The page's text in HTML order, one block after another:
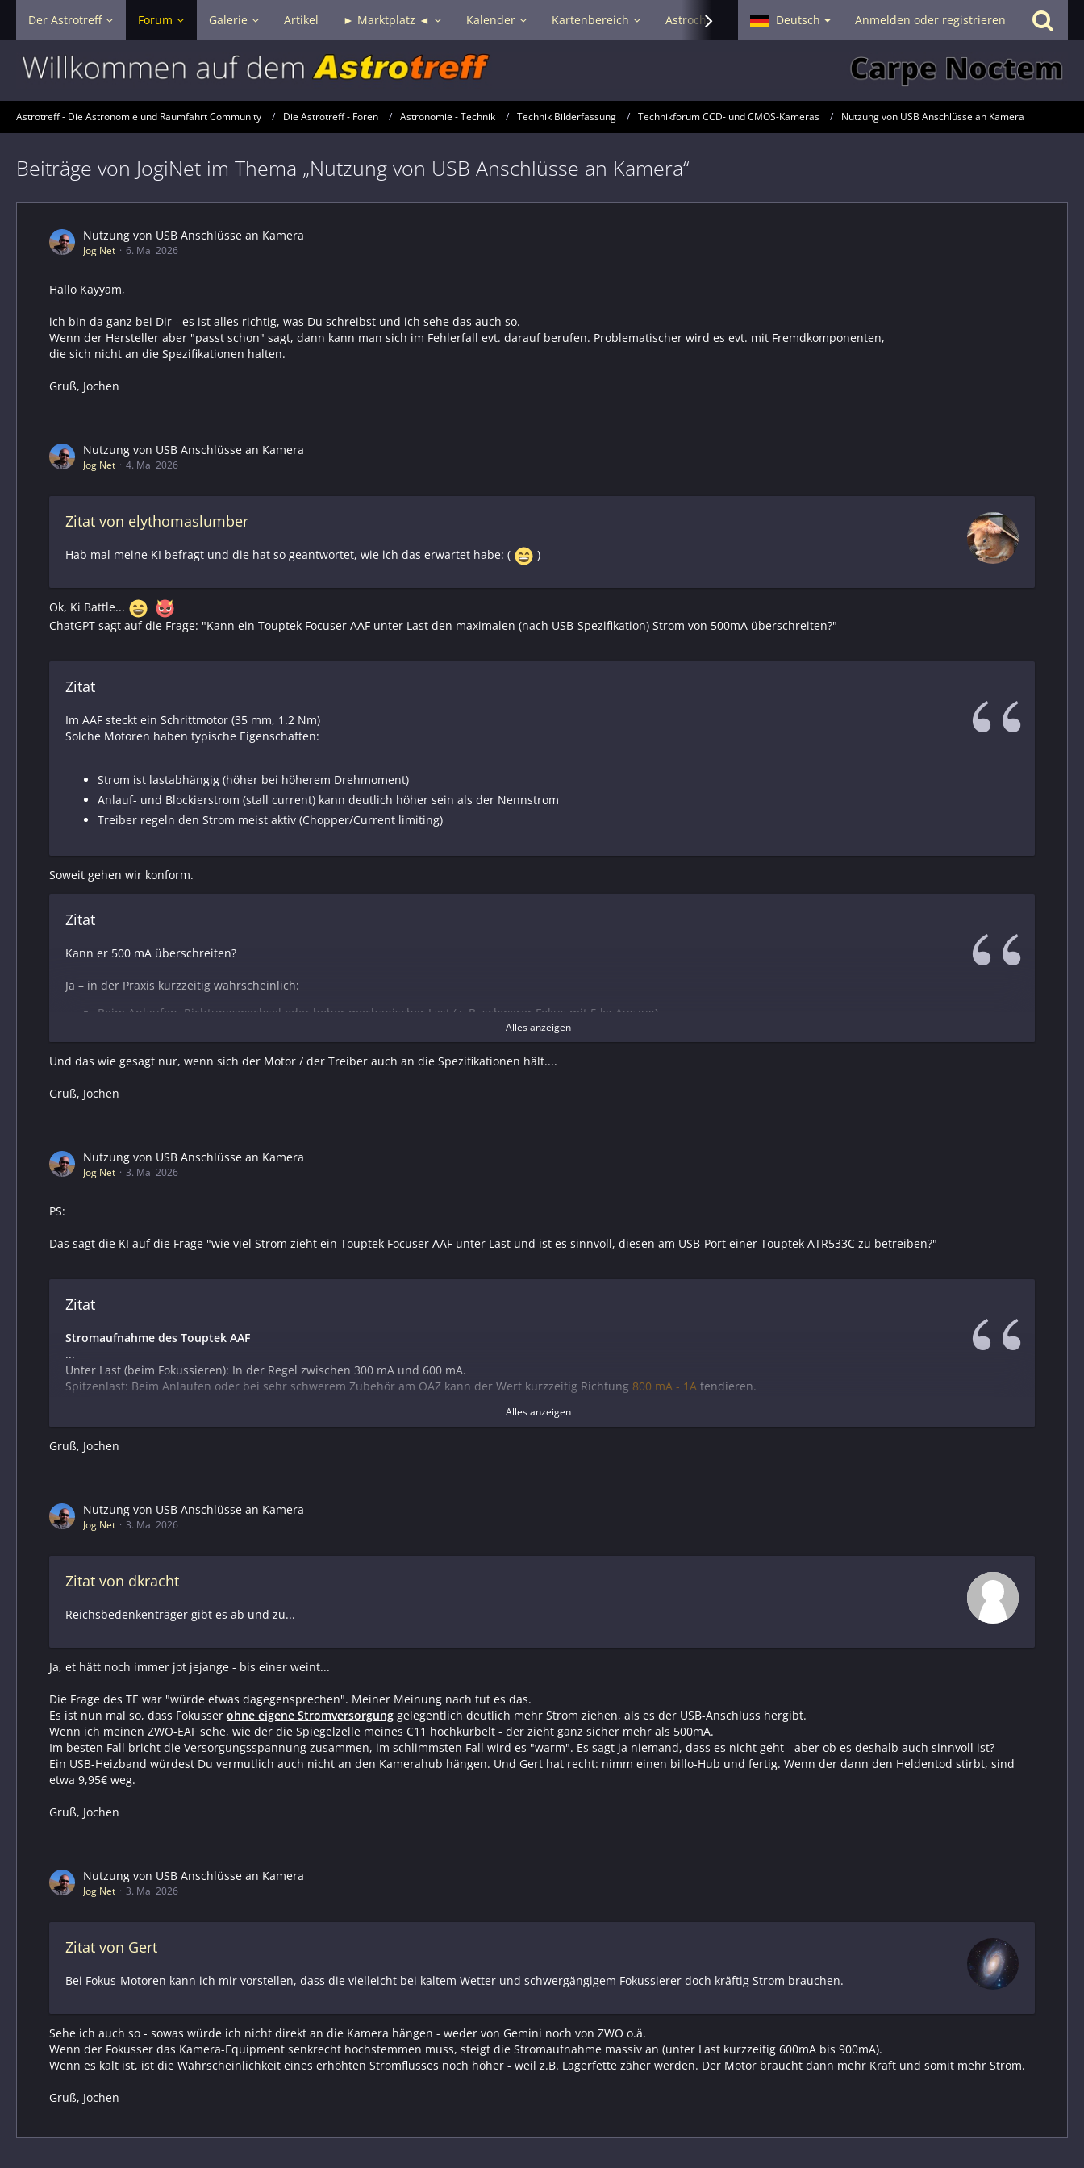
Der Astrotreff Forum Galerie Artikel ► Marktplatz ◄ Kalender Kartenbereich Astrochat - Smalltalk Hilfe
Deutsch Anmelden oder registrieren
Astrotreff - Die Astronomie und Raumfahrt Community Die Astrotreff - Foren Astronomie - Technik Technik Bilderfassung Technikforum CCD- und CMOS-Kameras Nutzung von USB Anschlüsse an Kamera
Beiträge von JogiNet im Thema „Nutzung von USB Anschlüsse an Kamera“
Nutzung von USB Anschlüsse an Kamera
JogiNet 6. Mai 2026
Hallo Kayyam,
ich bin da ganz bei Dir - es ist alles richtig, was Du schreibst und ich sehe das auch so.
Wenn der Hersteller aber "passt schon" sagt, dann kann man sich im Fehlerfall evt. darauf berufen. Problematischer wird es evt. mit Fremdkomponenten,
die sich nicht an die Spezifikationen halten.
Gruß, Jochen
Nutzung von USB Anschlüsse an Kamera
JogiNet 4. Mai 2026
Zitat von elythomaslumber
Hab mal meine KI befragt und die hat so geantwortet, wie ich das erwartet habe: ( )
Ok, Ki Battle...
ChatGPT sagt auf die Frage: "Kann ein Touptek Focuser AAF unter Last den maximalen (nach USB-Spezifikation) Strom von 500mA überschreiten?"
Zitat
Im AAF steckt ein Schrittmotor (35 mm, 1.2 Nm)
Solche Motoren haben typische Eigenschaften:
Strom ist lastabhängig (höher bei höherem Drehmoment)
Anlauf- und Blockierstrom (stall current) kann deutlich höher sein als der Nennstrom
Treiber regeln den Strom meist aktiv (Chopper/Current limiting)
Soweit gehen wir konform.
Zitat
Kann er 500 mA überschreiten?
Ja – in der Praxis kurzzeitig wahrscheinlich:
Beim Anlaufen, Richtungswechsel oder hoher mechanischer Last (z. B. schwerer Fokus mit 5 kg Auszug)
Wenn der Motor nahe am maximalen Drehmoment (1.2 Nm) betrieben wird
Solche Peaks können:
An einem echten USB-2.0-Port kann es bei Peaks zu:
Alles anzeigen
Und das wie gesagt nur, wenn sich der Motor / der Treiber auch an die Spezifikationen hält....
Gruß, Jochen
Nutzung von USB Anschlüsse an Kamera
JogiNet 3. Mai 2026
PS:
Das sagt die KI auf die Frage "wie viel Strom zieht ein Touptek Focuser AAF unter Last und ist es sinnvoll, diesen am USB-Port einer Touptek ATR533C zu betreiben?"
Zitat
Stromaufnahme des Touptek AAF
...
Unter Last (beim Fokussieren): In der Regel zwischen 300 mA und 600 mA.
Spitzenlast: Beim Anlaufen oder bei sehr schwerem Zubehör am OAZ kann der Wert kurzzeitig Richtung 800 mA - 1A tendieren.
Ja, unter folgenden Bedingungen:
Leichtes Setup (DSLR, kleine Festbrennweite) Unbedenklich. Der Focuser zieht hier kaum Last.
Sicherste Lösung Den Focuser direkt an einen aktiven Hub anschließen.
Alles anzeigen
Gruß, Jochen
Nutzung von USB Anschlüsse an Kamera
JogiNet 3. Mai 2026
Zitat von dkracht
Reichsbedenkenträger gibt es ab und zu...
Ja, et hätt noch immer jot jejange - bis einer weint...
Die Frage des TE war "würde etwas dagegensprechen". Meiner Meinung nach tut es das.
Es ist nun mal so, dass Fokusser ohne eigene Stromversorgung gelegentlich deutlich mehr Strom ziehen, als es der USB-Anschluss hergibt.
Wenn ich meinen ZWO-EAF sehe, wie der die Spiegelzelle meines C11 hochkurbelt - der zieht ganz sicher mehr als 500mA.
Im besten Fall bricht die Versorgungsspannung zusammen, im schlimmsten Fall wird es "warm". Es sagt ja niemand, dass es nicht geht - aber ob es deshalb auch sinnvoll ist?
Ein USB-Heizband würdest Du vermutlich auch nicht an den Kamerahub hängen. Und Gert hat recht: nimm einen billo-Hub und fertig. Wenn der dann den Heldentod stirbt, sind
etwa 9,95€ weg.
Gruß, Jochen
Nutzung von USB Anschlüsse an Kamera
JogiNet 3. Mai 2026
Zitat von Gert
Bei Fokus-Motoren kann ich mir vorstellen, dass die vielleicht bei kaltem Wetter und schwergängigem Fokussierer doch kräftig Strom brauchen.
Sehe ich auch so - sowas würde ich nicht direkt an die Kamera hängen - weder von Gemini noch von ZWO o.ä.
Wenn der Fokusser das Kamera-Equipment senkrecht hochstemmen muss, steigt die Stromaufnahme massiv an (unter Last kurzzeitig 600mA bis 900mA).
Wenn es kalt ist, ist die Wahrscheinlichkeit eines erhöhten Stromflusses noch höher - weil z.B. Lagerfette zäher werden. Der Motor braucht dann mehr Kraft und somit mehr Strom.
Gruß, Jochen